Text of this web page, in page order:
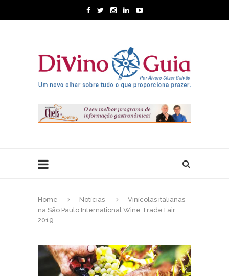
Home Notícias
Vinícolas italianas
na São Paulo International Wine Trade Fair
2019.